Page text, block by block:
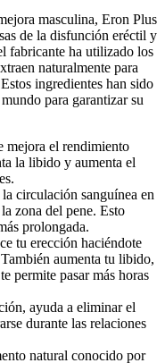
masculina, Eron Plus
de la disfunción eréctil y
fabricante ha utilizado los
naturalmente para
ingredientes han sido
para garantizar su
mejora el rendimiento
la libido y aumenta el
circulación sanguínea en
zona del pene. Esto
prolongada.
tu erección haciéndote
aumenta tu libido,
permite pasar más horas
ayuda a eliminar el
durante las relaciones
natural conocido por